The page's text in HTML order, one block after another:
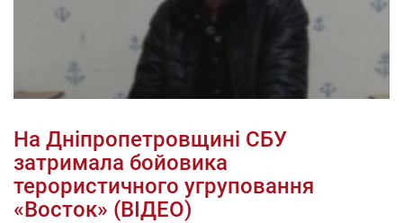
На Дніпропетровщині СБУ
затримала бойовика
терористичного угруповання
«Восток» (ВІДЕО)